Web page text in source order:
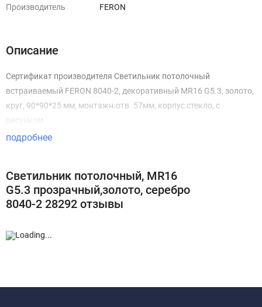
Производитель FERON
Описание
Сертификат производителя Светильник потолочный
встраиваемый FERON 8040-2, декоративный MR16 G5.3, золото,
круг, 90*90*25 мм, монтажн.отв. 57мм, корпус стекло, с
рисунком
подробнее
Светильник потолочный, MR16
G5.3 прозрачный,золото, серебро
8040-2 28292 отзывы